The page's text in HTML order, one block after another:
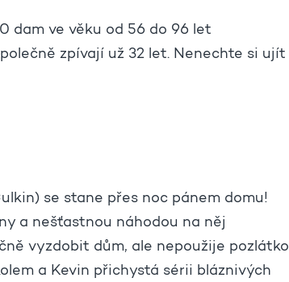
dam ve věku od 56 do 96 let
zpívají už 32 let. Nenechte si ujít
se stane přes noc pánem domu!
a nešťastnou náhodou na něj
vyzdobit dům, ale nepoužije pozlátko
a Kevin přichystá sérii bláznivých